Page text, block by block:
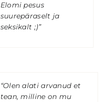
Elomi pesus
suurepäraselt ja
seksikalt ;)”
“Olen alati arvanud et
tean, milline on mu